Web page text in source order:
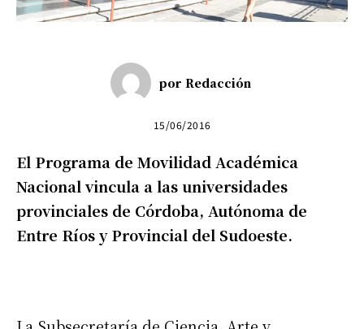
por Redacción
15/06/2016
El Programa de Movilidad Académica
Nacional vincula a las universidades
provinciales de Córdoba, Autónoma de
Entre Ríos y Provincial del Sudoeste.